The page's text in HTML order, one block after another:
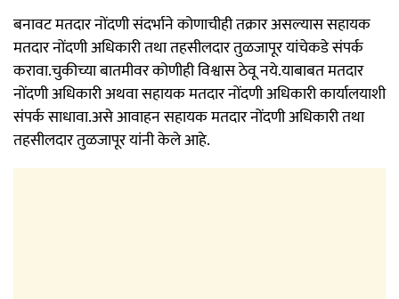
बनावट मतदार नोंदणी संदर्भाने कोणाचीही तक्रार असल्यास सहायक
मतदार नोंदणी अधिकारी तथा तहसीलदार तुळजापूर यांचेकडे संपर्क
करावा.चुकीच्या बातमीवर कोणीही विश्वास ठेवू नये.याबाबत मतदार
नोंदणी अधिकारी अथवा सहायक मतदार नोंदणी अधिकारी कार्यालयाशी
संपर्क साधावा.असे आवाहन सहायक मतदार नोंदणी अधिकारी तथा
तहसीलदार तुळजापूर यांनी केले आहे.